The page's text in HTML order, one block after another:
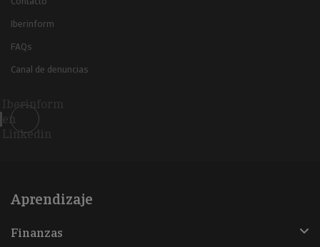
Iberinform
FAQs
Canal de denuncias
Iberinform
en
Linkedin
Aprendizaje
Finanzas